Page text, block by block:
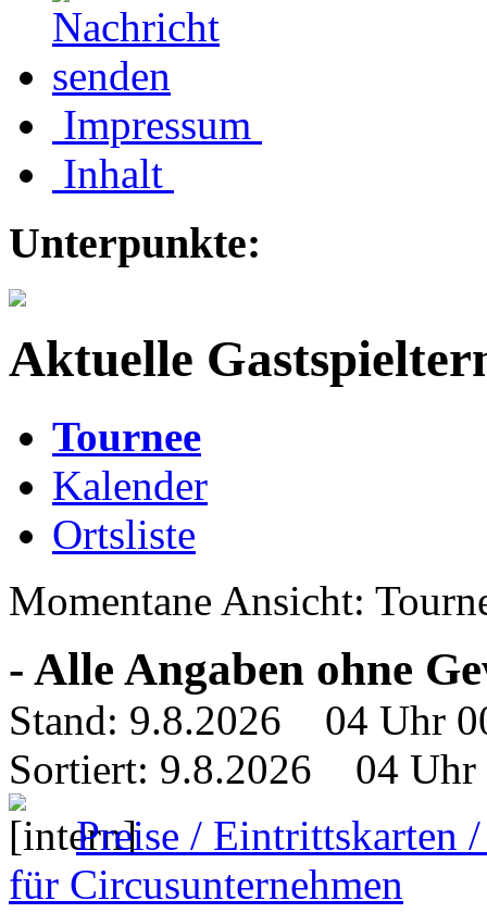
Impressum
Inhalt
Unterpunkte:
Aktuelle
Tournee
Kalender
Ortsliste
Momentane Ansicht:
- Alle Angaben ohne
Stand: 9.8.2026 04 Uhr
Sortiert: 9.8.2026 04 Uhr
Preise / Eintrittskarten
für Circusunternehmen